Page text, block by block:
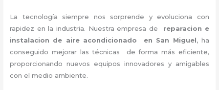
La tecnología siempre nos sorprende y evoluciona con
rapidez en la industria. Nuestra empresa de reparacion e
instalacion de aire acondicionado en San Miguel, ha
conseguido mejorar las técnicas de forma más eficiente,
proporcionando nuevos equipos innovadores y amigables
con el medio ambiente.